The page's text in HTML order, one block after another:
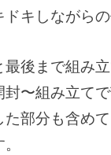
キしながらの
後まで組み
封〜組み立て
部分も含め